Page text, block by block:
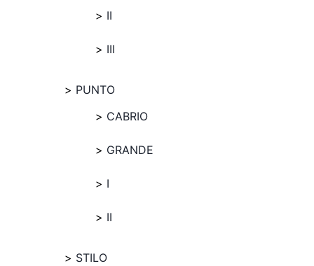
II
III
PUNTO
CABRIO
GRANDE
I
II
STILO